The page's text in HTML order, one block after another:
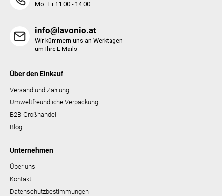
Mo–Fr 11:00 - 14:00
info@lavonio.at
Wir kümmern uns an Werktagen
um Ihre E-Mails
Über den Einkauf
Versand und Zahlung
Umweltfreundliche Verpackung
B2B-Großhandel
Blog
Unternehmen
Über uns
Kontakt
Datenschutzbestimmungen